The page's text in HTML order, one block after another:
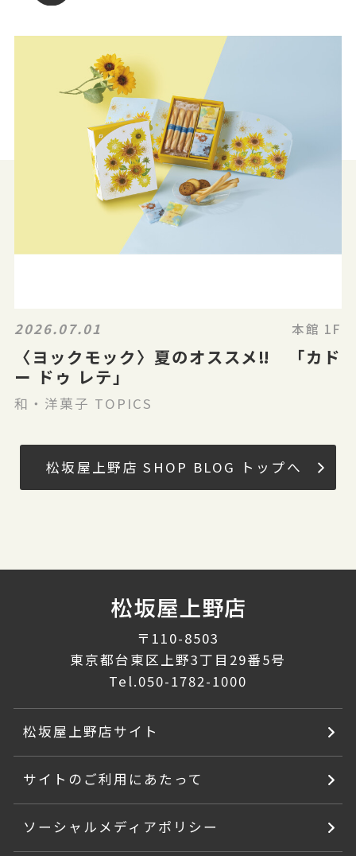
2026.07.01 本館 1F
〈ヨックモック〉夏のオススメ‼ 「カド
ー ドゥ レテ」
和・洋菓子 TOPICS
松坂屋上野店 SHOP BLOG トップへ
〒110-8503
東京都台東区上野3丁目29番5号
Tel.050-1782-1000
松坂屋上野店サイト
サイトのご利用にあたって
ソーシャルメディアポリシー